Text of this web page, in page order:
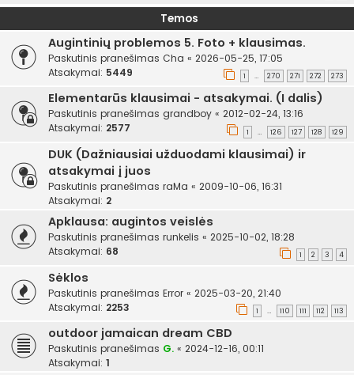
Temos
Augintinių problemos 5. Foto + klausimas.
Paskutinis pranešimas Cha « 2026-05-25, 17:05
Atsakymai: 5449 1 … 270 271 272 273
Elementarūs klausimai - atsakymai. (I dalis)
Paskutinis pranešimas grandboy « 2012-02-24, 13:16
Atsakymai: 2577 1 … 126 127 128 129
DUK (Dažniausiai užduodami klausimai) ir
atsakymai į juos
Paskutinis pranešimas raMa « 2009-10-06, 16:31
Atsakymai: 2
Apklausa: augintos veislės
Paskutinis pranešimas runkelis « 2025-10-02, 18:28
Atsakymai: 68 1 2 3 4
Sėklos
Paskutinis pranešimas Error « 2025-03-20, 21:40
Atsakymai: 2253 1 … 110 111 112 113
outdoor jamaican dream CBD
Paskutinis pranešimas G. « 2024-12-16, 00:11
Atsakymai: 1